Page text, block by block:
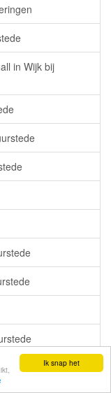
Ik snap het
in Wijk bij